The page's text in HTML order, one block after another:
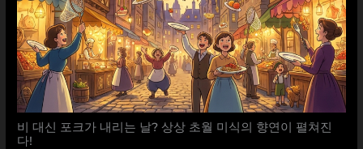
비 대신 포크가 내리는 날? 상상 초월 미식의 향연이 펼쳐진
다!